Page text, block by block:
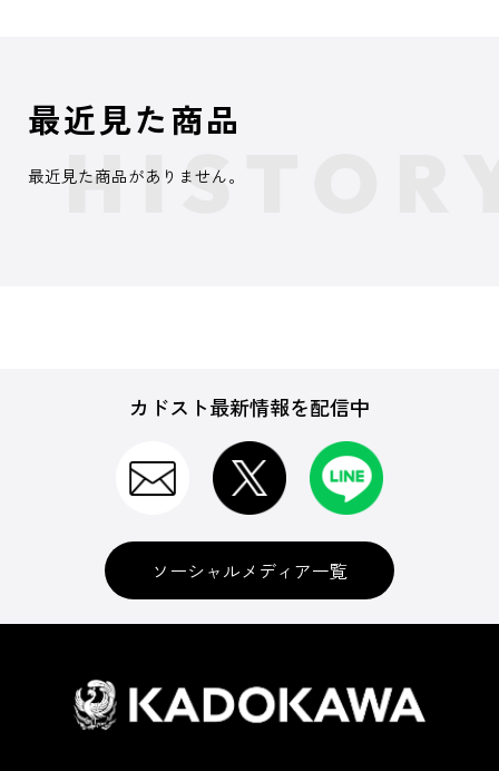
最近見た商品
最近見た商品がありません。
カドスト最新情報を配信中
ソーシャルメディア一覧